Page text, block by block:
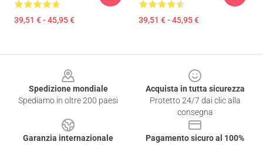
39,51 € - 45,95 € 39,51 € - 45,95 €
Spedizione mondiale
Spediamo in oltre 200 paesi
Acquista in tutta sicurezza
Protetto 24/7 dai clic alla
consegna
Garanzia internazionale
Pagamento sicuro al 100%